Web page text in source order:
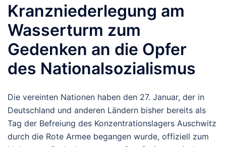
Kranzniederlegung am
Wasserturm zum
Gedenken an die Opfer
des Nationalsozialismus
Die vereinten Nationen haben den 27. Januar, der in
Deutschland und anderen Ländern bisher bereits als
Tag der Befreiung des Konzentrationslagers Auschwitz
durch die Rote Armee begangen wurde, offiziell zum